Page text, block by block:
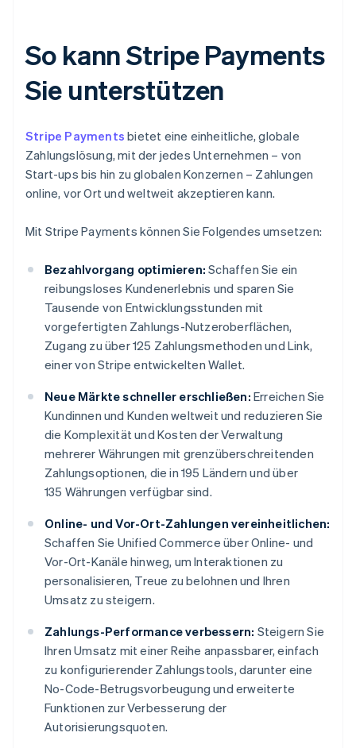
So kann Stripe Payments
Sie unterstützen
Stripe Payments bietet eine einheitliche, globale
Zahlungslösung, mit der jedes Unternehmen – von
Start-ups bis hin zu globalen Konzernen – Zahlungen
online, vor Ort und weltweit akzeptieren kann.
Mit Stripe Payments können Sie Folgendes umsetzen:
Bezahlvorgang optimieren: Schaffen Sie ein
reibungsloses Kundenerlebnis und sparen Sie
Tausende von Entwicklungsstunden mit
vorgefertigten Zahlungs-Nutzeroberflächen,
Zugang zu über 125 Zahlungsmethoden und Link,
einer von Stripe entwickelten Wallet.
Neue Märkte schneller erschließen: Erreichen Sie
Kundinnen und Kunden weltweit und reduzieren Sie
die Komplexität und Kosten der Verwaltung
mehrerer Währungen mit grenzüberschreitenden
Zahlungsoptionen, die in 195 Ländern und über
135 Währungen verfügbar sind.
Online- und Vor-Ort-Zahlungen vereinheitlichen:
Schaffen Sie Unified Commerce über Online- und
Vor-Ort-Kanäle hinweg, um Interaktionen zu
personalisieren, Treue zu belohnen und Ihren
Umsatz zu steigern.
Zahlungs-Performance verbessern: Steigern Sie
Ihren Umsatz mit einer Reihe anpassbarer, einfach
zu konfigurierender Zahlungstools, darunter eine
No-Code-Betrugsvorbeugung und erweiterte
Funktionen zur Verbesserung der
Autorisierungsquoten.